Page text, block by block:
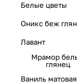
Белые цветы
Оникс беж
Лавант
Мрамор
глянец
Ваниль матовая